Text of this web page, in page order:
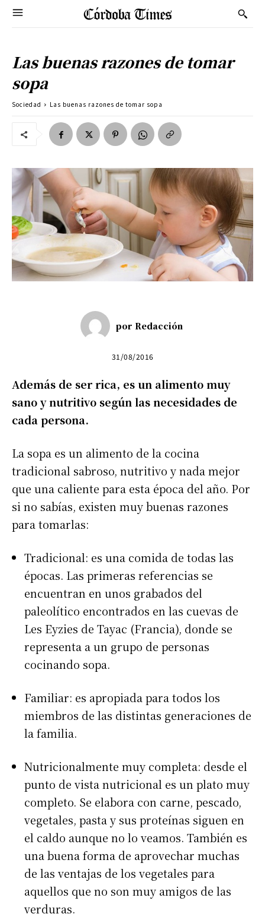
Las buenas razones de tomar
sopa
Sociedad Las buenas razones de tomar sopa
por Redacción
31/08/2016
Además de ser rica, es un alimento muy
sano y nutritivo según las necesidades de
cada persona.
La sopa es un alimento de la cocina
tradicional sabroso, nutritivo y nada mejor
que una caliente para esta época del año. Por
si no sabías, existen muy buenas razones
para tomarlas:
Tradicional: es una comida de todas las
épocas. Las primeras referencias se
encuentran en unos grabados del
paleolítico encontrados en las cuevas de
Les Eyzies de Tayac (Francia), donde se
representa a un grupo de personas
cocinando sopa.
Familiar: es apropiada para todos los
miembros de las distintas generaciones de
la familia.
Nutricionalmente muy completa: desde el
punto de vista nutricional es un plato muy
completo. Se elabora con carne, pescado,
vegetales, pasta y sus proteínas siguen en
el caldo aunque no lo veamos. También es
una buena forma de aprovechar muchas
de las ventajas de los vegetales para
aquellos que no son muy amigos de las
verduras.